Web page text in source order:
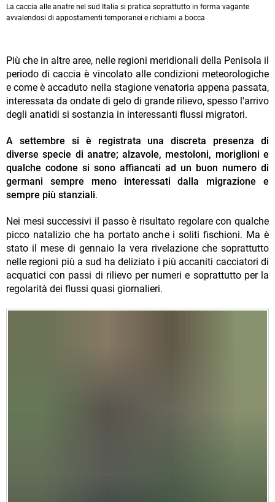
La caccia alle anatre nel sud Italia si pratica soprattutto in forma vagante
avvalendosi di appostamenti temporanei e richiami a bocca
Più che in altre aree, nelle regioni meridionali della Penisola il
periodo di caccia è vincolato alle condizioni meteorologiche
e come è accaduto nella stagione venatoria appena passata,
interessata da ondate di gelo di grande rilievo, spesso l'arrivo
degli anatidi si sostanzia in interessanti flussi migratori.
A settembre si è registrata una discreta presenza di
diverse specie di anatre; alzavole, mestoloni, moriglioni e
qualche codone si sono affiancati ad un buon numero di
germani sempre meno interessati dalla migrazione e
sempre più stanziali.
Nei mesi successivi il passo è risultato regolare con qualche
picco natalizio che ha portato anche i soliti fischioni. Ma è
stato il mese di gennaio la vera rivelazione che soprattutto
nelle regioni più a sud ha deliziato i più accaniti cacciatori di
acquatici con passi di rilievo per numeri e soprattutto per la
regolarità dei flussi quasi giornalieri.